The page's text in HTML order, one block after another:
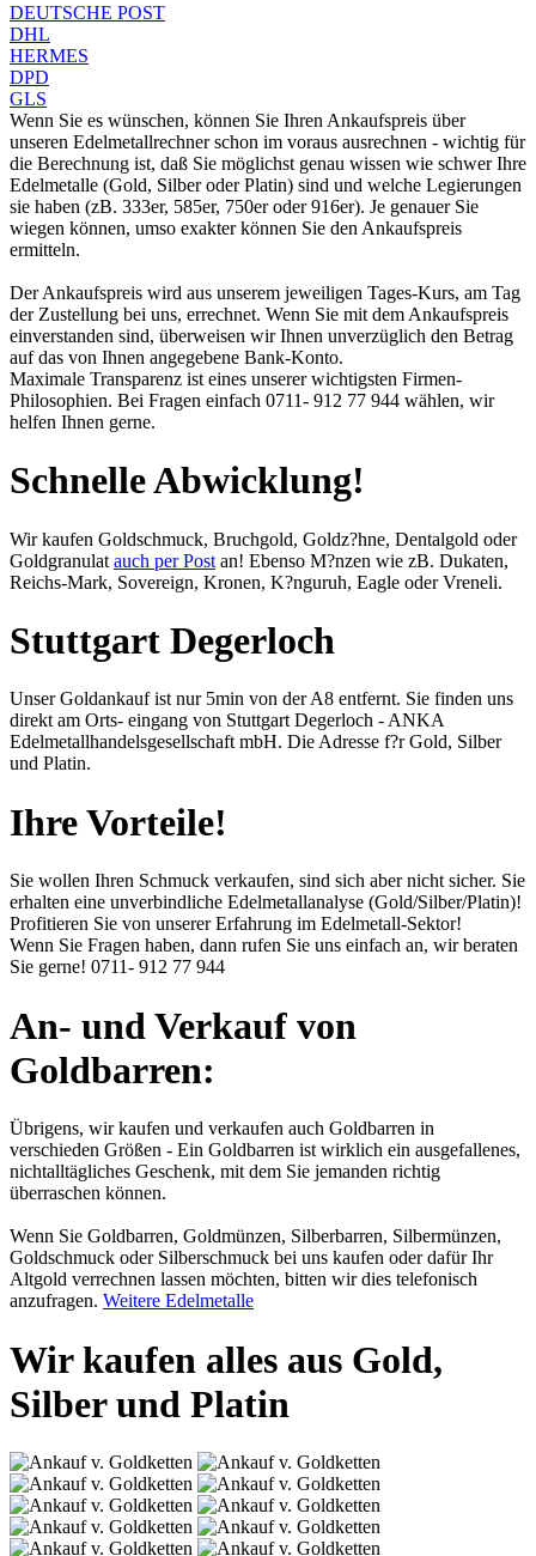
DEUTSCHE POST
DHL
HERMES
DPD
GLS
Wenn Sie es wünschen, können Sie Ihren Ankaufspreis über
unseren Edelmetallrechnerschon im voraus ausrechnen - wichtig für
die Berechnung ist, daß Sie möglichst genau wissen wie schwer Ihre
Edelmetalle (Gold, Silber oder Platin) sind und welche Legierungen
sie haben (zB. 333er, 585er, 750er oder 916er). Je genauer Sie
wiegen können, umso exakter können Sie den Ankaufspreis
ermitteln.
Der Ankaufspreis wird aus unserem jeweiligen Tages-Kurs, am Tag
der Zustellung bei uns, errechnet. Wenn Sie mit dem Ankaufspreis
einverstanden sind, überweisen wir Ihnen unverzüglich den Betrag
auf das von Ihnen angegebene Bank-Konto.
Maximale Transparenz ist eines unserer wichtigsten Firmen-
Philosophien. Bei Fragen einfach 0711- 912 77 944 wählen, wir
helfen Ihnen gerne.
Schnelle Abwicklung!
Wir kaufen Goldschmuck, Bruchgold, Goldz?hne, Dentalgold oder
Goldgranulat auch per Post an! Ebenso M?nzen wie zB. Dukaten,
Reichs-Mark, Sovereign, Kronen, K?nguruh, Eagle oder Vreneli.
Stuttgart Degerloch
Unser Goldankauf ist nur 5min von der A8 entfernt. Sie finden uns
direkt am Orts- eingang von Stuttgart Degerloch - ANKA
Edelmetallhandelsgesellschaft mbH. Die Adresse f?r Gold, Silber
und Platin.
Ihre Vorteile!
Sie wollen Ihren Schmuck verkaufen, sind sich aber nicht sicher. Sie
erhalten eine unverbindliche Edelmetallanalyse (Gold/Silber/Platin)!
Profitieren Sie von unserer Erfahrung im Edelmetall-Sektor!
Wenn Sie Fragen haben, dann rufen Sie uns einfach an, wir beraten
Sie gerne! 0711- 912 77 944
An- und Verkauf von
Goldbarren:
Übrigens, wir kaufen und verkaufen auch Goldbarren in
verschieden Größen - Ein Goldbarren ist wirklich ein ausgefallenes,
nichtalltägliches Geschenk, mit dem Sie jemanden richtig
überraschen können.
Wenn Sie Goldbarren, Goldmünzen, Silberbarren, Silbermünzen,
Goldschmuck oder Silberschmuck bei uns kaufen oder dafür Ihr
Altgold verrechnen lassen möchten, bitten wir dies telefonisch
anzufragen. Weitere Edelmetalle
Wir kaufen alles aus Gold,
Silber und Platin